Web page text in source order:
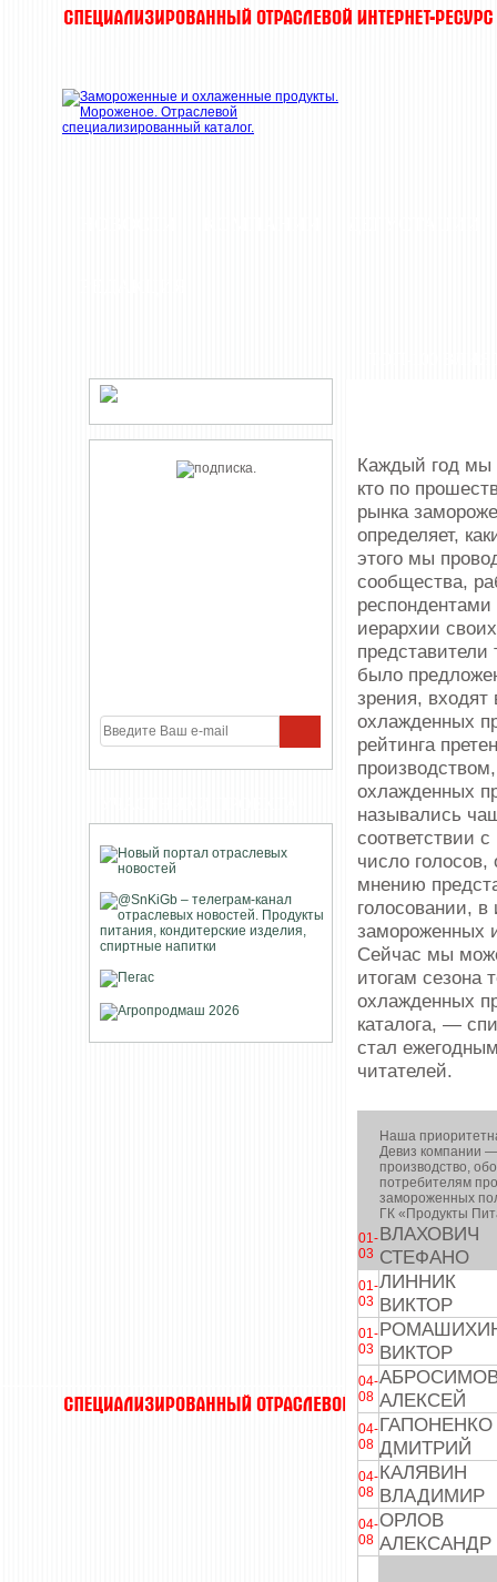
Каждый год мы
кто по
рынка
определяет,
этого мы
сообщества,
иерархии
было
зрения, входят
охлажденных
рейтинга
охлажденных
назывались
соответствии
число
мнению
голосовании,
замороженных
Сейчас мы
итогам сезона
охлажденных
каталога, —
стал
читателей.
Наша
Девиз компании
производство,
потребителям
замороженных
ГК «Продукты
01-
03
ВЛАХОВИЧ
СТЕФАНО
01-
03
ЛИННИК
ВИКТОР
01-
03 ВИКТОР
04-
08 АЛЕКСЕЙ
04-
08
ГАПОНЕНКО
ДМИТРИЙ
04-
08
КАЛЯВИН
ВЛАДИМИР
04-
08
ОРЛОВ
АЛЕКСАНДР